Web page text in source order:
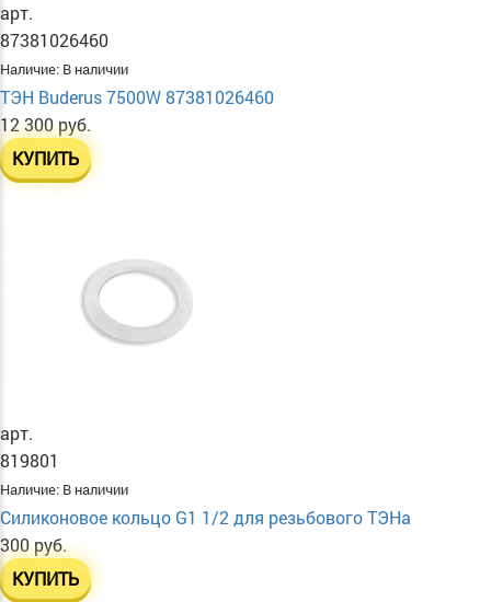
арт.
87381026460
Наличие: В наличии
ТЭН Buderus 7500W 87381026460
12 300 руб.
КУПИТЬ
арт.
819801
Наличие: В наличии
Силиконовое кольцо G1 1/2 для резьбового ТЭНа
300 руб.
КУПИТЬ